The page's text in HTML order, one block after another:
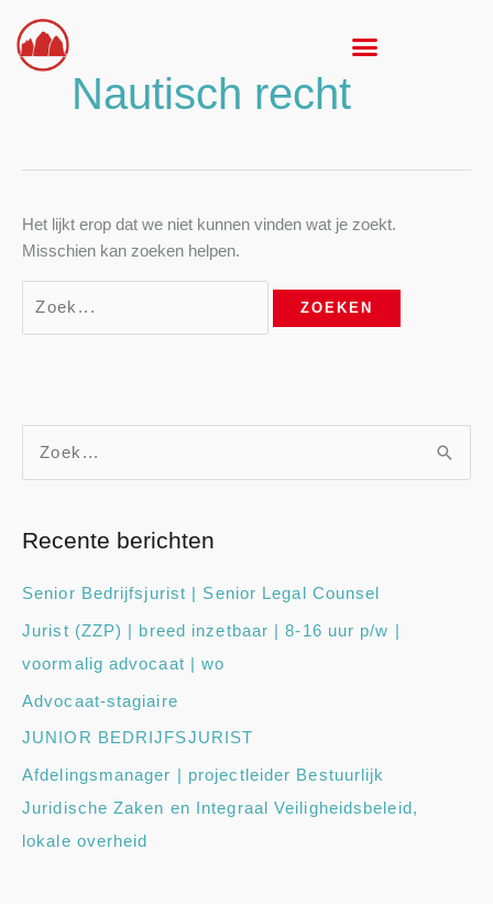
naar
Nautisch recht
Het lijkt erop dat we niet kunnen vinden wat je zoekt.
Misschien kan zoeken helpen.
Zoek
naar:
n
a
Recente berichten
Senior Bedrijfsjurist | Senior Legal Counsel
Jurist (ZZP) | breed inzetbaar | 8-16 uur p/w |
voormalig advocaat | wo
Advocaat-stagiaire
JUNIOR BEDRIJFSJURIST
Afdelingsmanager | projectleider Bestuurlijk
Juridische Zaken en Integraal Veiligheidsbeleid,
lokale overheid